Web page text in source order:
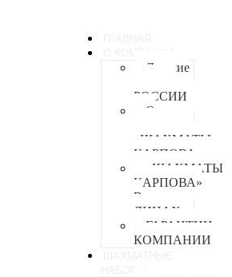
Лучшие
РОССИИ
О
«ШАХМАТЫ
КАРПОВА»
«ШАХМАТЫ
КАРПОВА»
В
ЛИЦАХ
ГАРАНТИИ
КОМПАНИИ